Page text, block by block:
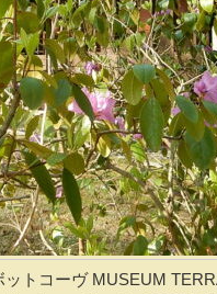
トコーヴ MUSEUM